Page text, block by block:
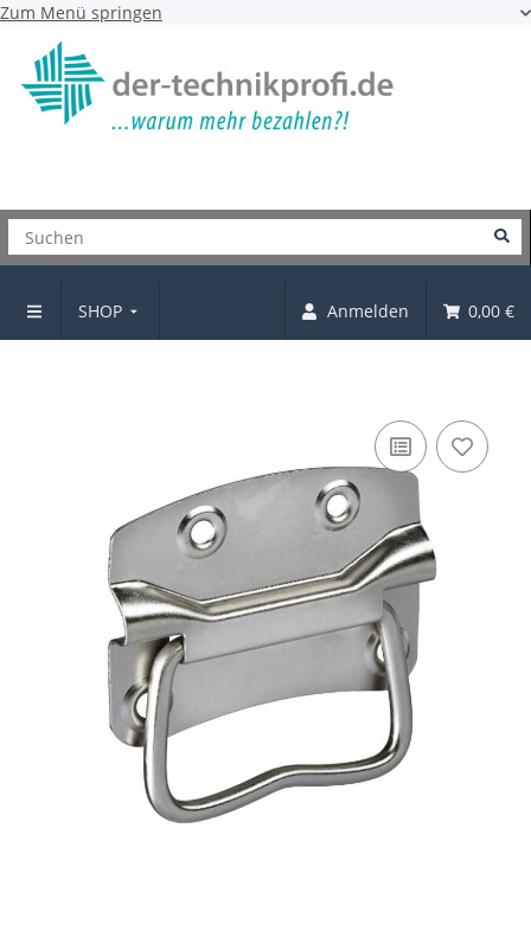
Zum Menü springen
SHOP Anmelden 0,00 €
Kistengriff